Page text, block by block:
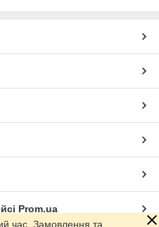
Prom.ua
час. Замовлення та